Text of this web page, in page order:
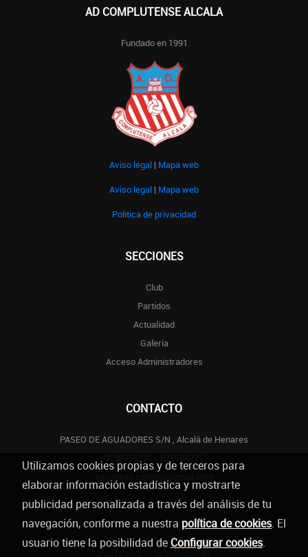
AD COMPLUTENSE ALCALA
Fundado en 1991
Aviso legal | Mapa web
Aviso legal | Mapa web
Politica de privacidad
SECCIONES
Club
Partidos
Actualidad
Galería
Acceso Administradores
CONTACTO
PASEO DE AGUADORES S/N , Alcalá de Henares
Utilizamos cookies propias y de terceros para
elaborar información estadística y mostrarte
publicidad personalizada a través del análisis de tu
navegación, conforme a nuestra política de cookies. El
usuario tiene la posibilidad de Configurar cookies.